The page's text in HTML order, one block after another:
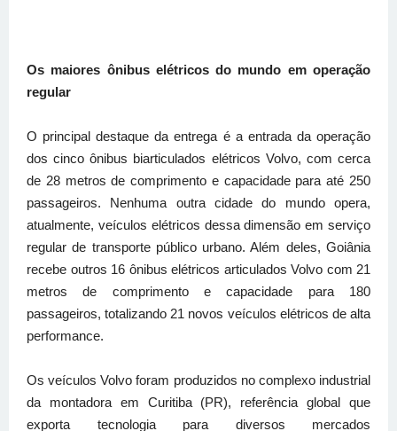
Os maiores ônibus elétricos do mundo em operação
regular
O principal destaque da entrega é a entrada da operação
dos cinco ônibus biarticulados elétricos Volvo, com cerca
de 28 metros de comprimento e capacidade para até 250
passageiros. Nenhuma outra cidade do mundo opera,
atualmente, veículos elétricos dessa dimensão em serviço
regular de transporte público urbano. Além deles, Goiânia
recebe outros 16 ônibus elétricos articulados Volvo com 21
metros de comprimento e capacidade para 180
passageiros, totalizando 21 novos veículos elétricos de alta
performance.
Os veículos Volvo foram produzidos no complexo industrial
da montadora em Curitiba (PR), referência global que
exporta tecnologia para diversos mercados